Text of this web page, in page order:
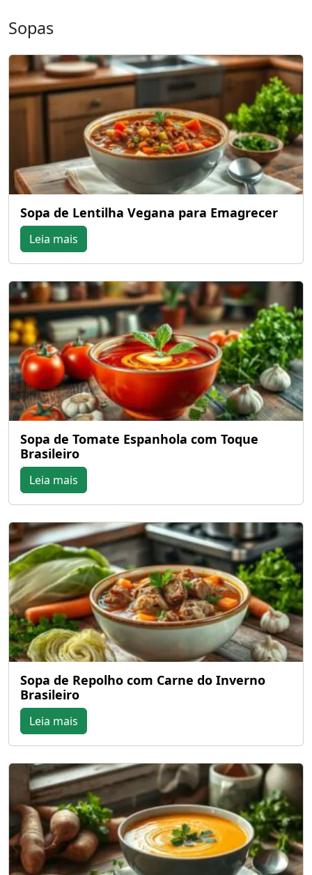
Sopas
Sopa de Lentilha Vegana para Emagrecer
Leia mais
Sopa de Tomate Espanhola com Toque
Brasileiro
Leia mais
Sopa de Repolho com Carne do Inverno
Brasileiro
Leia mais